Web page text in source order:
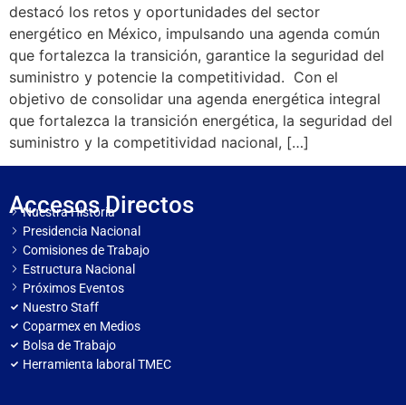
destacó los retos y oportunidades del sector
energético en México, impulsando una agenda común
que fortalezca la transición, garantice la seguridad del
suministro y potencie la competitividad. Con el
objetivo de consolidar una agenda energética integral
que fortalezca la transición energética, la seguridad del
suministro y la competitividad nacional, […]
Accesos Directos
Nuestra Historia
Presidencia Nacional
Comisiones de Trabajo
Estructura Nacional
Próximos Eventos
Nuestro Staff
Coparmex en Medios
Bolsa de Trabajo
Herramienta laboral TMEC